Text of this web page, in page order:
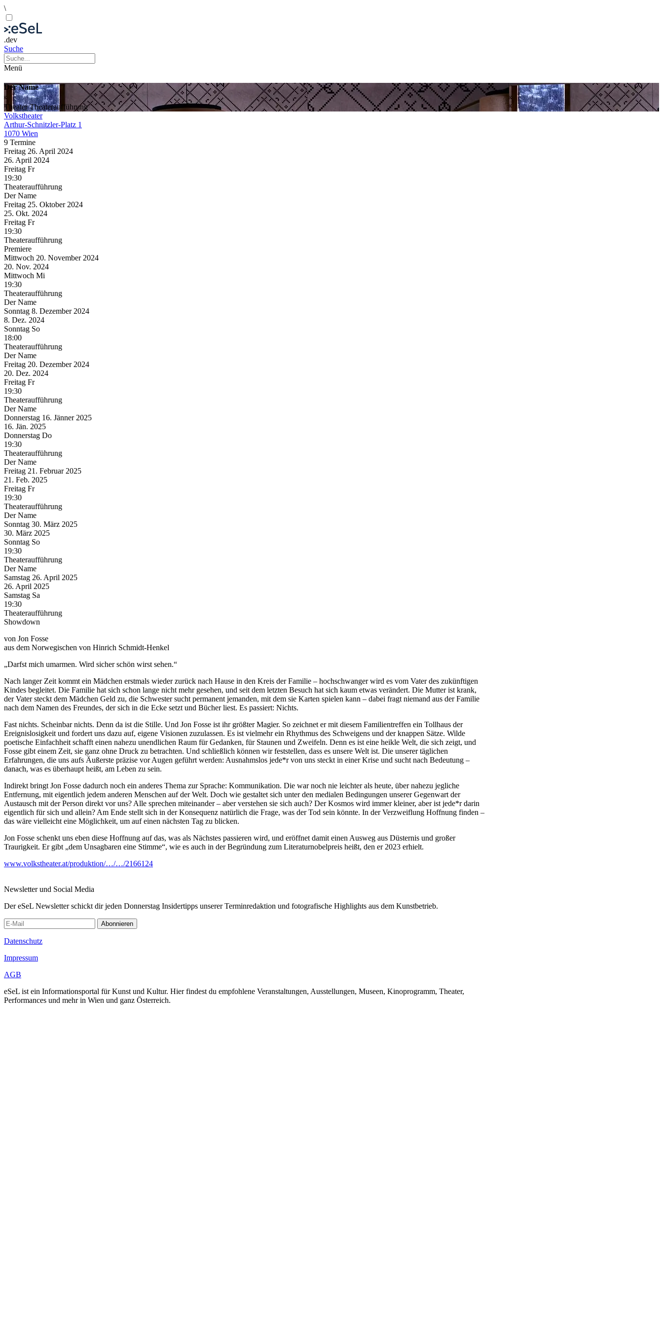
\
.dev
Suche
Menü
Der Name
TheaterTheateraufführung
Volkstheater
Arthur-Schnitzler-Platz 1
1070 Wien
9 Termine
Freitag 26. April 2024
26. April 2024
Freitag Fr
19:30
Theateraufführung
Der Name
Freitag 25. Oktober 2024
25. Okt. 2024
Freitag Fr
19:30
Theateraufführung
Premiere
Mittwoch 20. November 2024
20. Nov. 2024
Mittwoch Mi
19:30
Theateraufführung
Der Name
Sonntag 8. Dezember 2024
8. Dez. 2024
Sonntag So
18:00
Theateraufführung
Der Name
Freitag 20. Dezember 2024
20. Dez. 2024
Freitag Fr
19:30
Theateraufführung
Der Name
Donnerstag 16. Jänner 2025
16. Jän. 2025
Donnerstag Do
19:30
Theateraufführung
Der Name
Freitag 21. Februar 2025
21. Feb. 2025
Freitag Fr
19:30
Theateraufführung
Der Name
Sonntag 30. März 2025
30. März 2025
Sonntag So
19:30
Theateraufführung
Der Name
Samstag 26. April 2025
26. April 2025
Samstag Sa
19:30
Theateraufführung
Showdown
von Jon Fosse
aus dem Norwegischen von Hinrich Schmidt-Henkel
„Darfst mich umarmen. Wird sicher schön wirst sehen.“
Nach langer Zeit kommt ein Mädchen erstmals wieder zurück nach Hause in den Kreis der Familie – hochschwanger wird es vom Vater des zukünftigen
Kindes begleitet. Die Familie hat sich schon lange nicht mehr gesehen, und seit dem letzten Besuch hat sich kaum etwas verändert. Die Mutter ist krank,
der Vater steckt dem Mädchen Geld zu, die Schwester sucht permanent jemanden, mit dem sie Karten spielen kann – dabei fragt niemand aus der Familie
nach dem Namen des Freundes, der sich in die Ecke setzt und Bücher liest. Es passiert: Nichts.
Fast nichts. Scheinbar nichts. Denn da ist die Stille. Und Jon Fosse ist ihr größter Magier. So zeichnet er mit diesem Familientreffen ein Tollhaus der
Ereignislosigkeit und fordert uns dazu auf, eigene Visionen zuzulassen. Es ist vielmehr ein Rhythmus des Schweigens und der knappen Sätze. Wilde
poetische Einfachheit schafft einen nahezu unendlichen Raum für Gedanken, für Staunen und Zweifeln. Denn es ist eine heikle Welt, die sich zeigt, und
Fosse gibt einem Zeit, sie ganz ohne Druck zu betrachten. Und schließlich können wir feststellen, dass es unsere Welt ist. Die unserer täglichen
Erfahrungen, die uns aufs Äußerste präzise vor Augen geführt werden: Ausnahmslos jede*r von uns steckt in einer Krise und sucht nach Bedeutung –
danach, was es überhaupt heißt, am Leben zu sein.
Indirekt bringt Jon Fosse dadurch noch ein anderes Thema zur Sprache: Kommunikation. Die war noch nie leichter als heute, über nahezu jegliche
Entfernung, mit eigentlich jedem anderen Menschen auf der Welt. Doch wie gestaltet sich unter den medialen Bedingungen unserer Gegenwart der
Austausch mit der Person direkt vor uns? Alle sprechen miteinander – aber verstehen sie sich auch? Der Kosmos wird immer kleiner, aber ist jede*r darin
eigentlich für sich und allein? Am Ende stellt sich in der Konsequenz natürlich die Frage, was der Tod sein könnte. In der Verzweiflung Hoffnung finden –
das wäre vielleicht eine Möglichkeit, um auf einen nächsten Tag zu blicken.
Jon Fosse schenkt uns eben diese Hoffnung auf das, was als Nächstes passieren wird, und eröffnet damit einen Ausweg aus Düsternis und großer
Traurigkeit. Er gibt „dem Unsagbaren eine Stimme“, wie es auch in der Begründung zum Literaturnobelpreis heißt, den er 2023 erhielt.
www.volkstheater.at/produktion/…/…/2166124
Newsletter und Social Media
Der eSeL Newsletter schickt dir jeden Donnerstag Insidertipps unserer Terminredaktion und fotografische Highlights aus dem Kunstbetrieb.
Abonnieren
Datenschutz
Impressum
AGB
eSeL ist ein Informationsportal für Kunst und Kultur. Hier findest du empfohlene Veranstaltungen, Ausstellungen, Museen, Kinoprogramm, Theater,
Performances und mehr in Wien und ganz Österreich.